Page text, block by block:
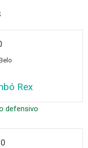
Rex
defensivo